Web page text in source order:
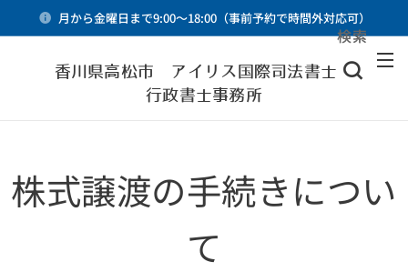
月から金曜日まで9:00～18:00（事前予約で時間外対応可）
香川県高松市 アイリス国際司法書士・
行政書士事務所
検索
株式譲渡の手続きについ
て